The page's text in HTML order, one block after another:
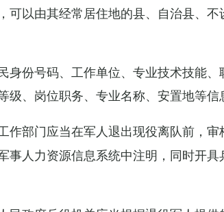
可以由其经常居住地的县、自治县、
身份号码、工作单位、专业技术技能
、岗位职务、专业名称、安置地等信
作部门应当在军人退出现役离队前，
事人力资源信息系统中注明，同时开